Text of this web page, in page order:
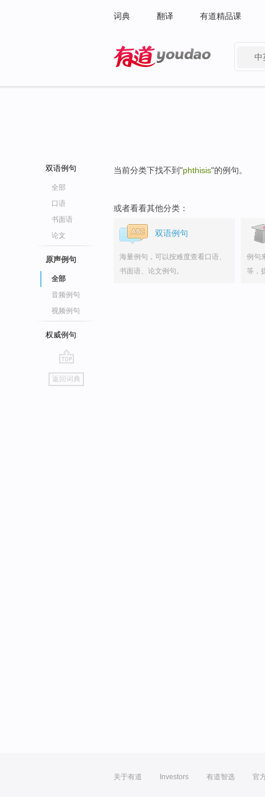
词典 翻译 有道精品课
中
双语例句
全部
口语
书面语
论文
原声例句
全部
音频例句
视频例句
权威例句
go
top
返回词典
当前分类下找不到"phthisis"的例句。
或者看看其他分类：
双语例句
海量例句，可以按难度查看口语、
书面语、论文例句。
例句
等，
关于有道 Investors 有道智选 官